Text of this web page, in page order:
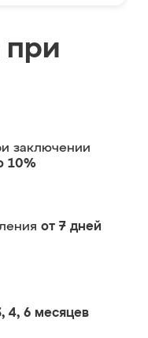
при
заключении
10%
от 7 дней
4, 6 месяцев